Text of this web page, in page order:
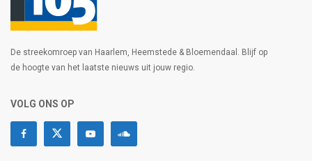
De streekomroep van Haarlem, Heemstede & Bloemendaal. Blijf op
de hoogte van het laatste nieuws uit jouw regio.
VOLG ONS OP